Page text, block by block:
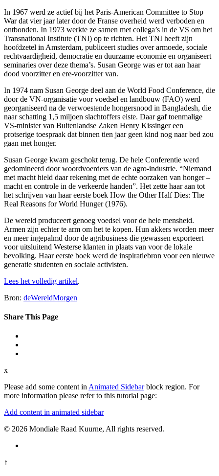
In 1967 werd ze actief bij het Paris-American Committee to Stop
War dat vier jaar later door de Franse overheid werd verboden en
ontbonden. In 1973 werkte ze samen met collega’s in de VS om het
Transnational Institute (TNI) op te richten. Het TNI heeft zijn
hoofdzetel in Amsterdam, publiceert studies over armoede, sociale
rechtvaardigheid, democratie en duurzame economie en organiseert
seminaries over deze thema’s. Susan George was er tot aan haar
dood voorzitter en ere-voorzitter van.
In 1974 nam Susan George deel aan de World Food Conference, die
door de VN-organisatie voor voedsel en landbouw (FAO) werd
georganiseerd na de verwoestende hongersnood in Bangladesh, die
naar schatting 1,5 miljoen slachtoffers eiste. Daar gaf toenmalige
VS-minister van Buitenlandse Zaken Henry Kissinger een
protserige toespraak dat binnen tien jaar geen kind nog naar bed zou
gaan met honger.
Susan George kwam geschokt terug. De hele Conferentie werd
gedomineerd door woordvoerders van de agro-industrie. “Niemand
met macht hield daar rekening met de echte oorzaken van honger –
macht en controle in de verkeerde handen”. Het zette haar aan tot
het schrijven van haar eerste boek How the Other Half Dies: The
Real Reasons for World Hunger (1976).
De wereld produceert genoeg voedsel voor de hele mensheid.
Armen zijn echter te arm om het te kopen. Hun akkers worden meer
en meer ingepalmd door de agribusiness die gewassen exporteert
voor uitsluitend Westerse klanten in plaats van voor de lokale
bevolking. Haar eerste boek werd de inspiratiebron voor een nieuwe
generatie studenten en sociale activisten.
Lees het volledig artikel.
Bron: deWereldMorgen
Share This Page
x
Please add some content in Animated Sidebarblock region. For
more information please refer to this tutorial page:
Add content in animated sidebar
© 2026 Mondiale Raad Kuurne, All rights reserved.
↑